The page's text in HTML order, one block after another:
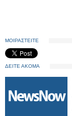
ΜΟΙΡΑΣΤΕΙΤΕ
ΔΕΙΤΕ ΑΚΟΜΑ